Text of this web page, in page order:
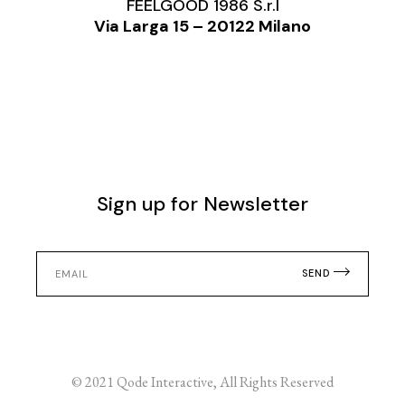
FEELGOOD 1986 S.r.l
Via Larga 15 – 20122 Milano
Sign up for Newsletter
SEND
© 2021Qode Interactive, All Rights Reserved